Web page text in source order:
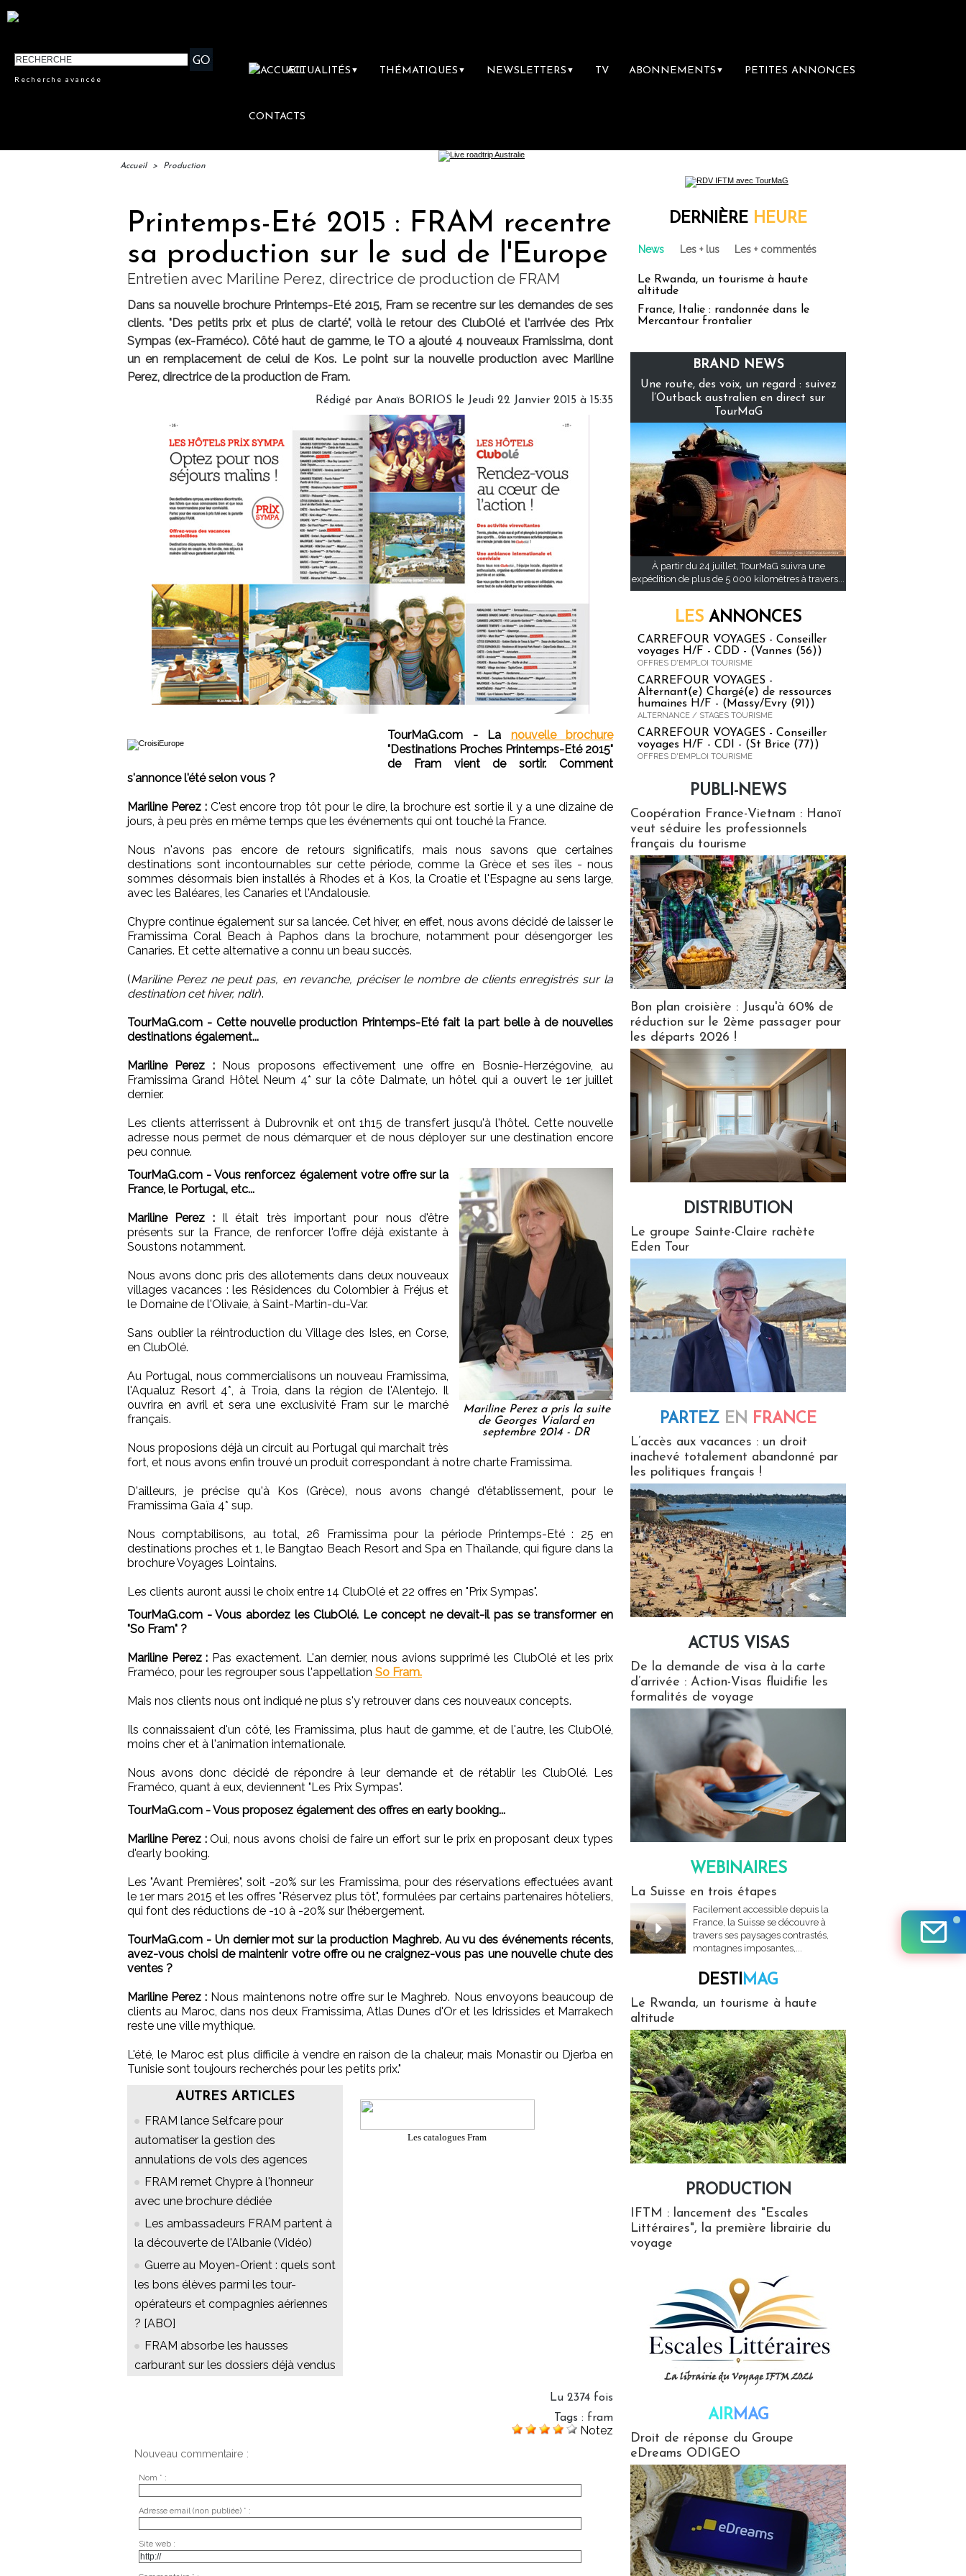
Recherche avancée
ACTUALITÉS ▼ THÉMATIQUES ▼ NEWSLETTERS ▼ TV ABONNEMENTS ▼ PETITES ANNONCES
CONTACTS
Accueil > Production
Printemps-Eté 2015 : FRAM recentre
sa production sur le sud de l'Europe
Entretien avec Mariline Perez, directrice de production de FRAM
Dans sa nouvelle brochure Printemps-Eté 2015, Fram se recentre sur les demandes de ses
clients. "Des petits prix et plus de clarté", voilà le retour des ClubOlé et l'arrivée des Prix
Sympas (ex-Framéco). Côté haut de gamme, le TO a ajouté 4 nouveaux Framissima, dont
un en remplacement de celui de Kos. Le point sur la nouvelle production avec Mariline
Perez, directrice de la production de Fram.
Rédigé par Anaïs BORIOS le Jeudi 22 Janvier 2015 à 15:35
TourMaG.com - La
nouvelle brochure
"Destinations Proches Printemps-Eté 2015"
de Fram vient de sortir. Comment
s'annonce l'été selon vous ?
Mariline Perez :C'est encore trop tôt pour le dire, la brochure est sortie il y a une dizaine de
jours, à peu près en même temps que les événements qui ont touché la France.
Nous n'avons pas encore de retours significatifs, mais nous savons que certaines
destinations sont incontournables sur cette période, comme la Grèce et ses îles - nous
sommes désormais bien installés à Rhodes et à Kos, la Croatie et l'Espagne au sens large,
avec les Baléares, les Canaries et l'Andalousie.
Chypre continue également sur sa lancée. Cet hiver, en effet, nous avons décidé de laisser le
Framissima Coral Beach à Paphos dans la brochure, notamment pour désengorger les
Canaries. Et cette alternative a connu un beau succès.
(Mariline Perez ne peut pas, en revanche, préciser le nombre de clients enregistrés sur la
destination cet hiver, ndlr).
TourMaG.com - Cette nouvelle production Printemps-Eté fait la part belle à de nouvelles
destinations également...
Mariline Perez :Nous proposons effectivement une offre en Bosnie-Herzégovine, au
Framissima Grand Hôtel Neum 4* sur la côte Dalmate, un hôtel qui a ouvert le 1er juillet
dernier.
Les clients atterrissent à Dubrovnik et ont 1h15 de transfert jusqu'à l'hôtel. Cette nouvelle
adresse nous permet de nous démarquer et de nous déployer sur une destination encore
peu connue.
Mariline Perez a pris la suite
de Georges Vialard en
septembre 2014 - DR
TourMaG.com - Vous renforcez également votre offre sur la
France, le Portugal, etc...
Mariline Perez :Il était très important pour nous d'être
présents sur la France, de renforcer l'offre déjà existante à
Soustons notamment.
Nous avons donc pris des allotements dans deux nouveaux
villages vacances : les Résidences du Colombier à Fréjus et
le Domaine de l'Olivaie, à Saint-Martin-du-Var.
Sans oublier la réintroduction du Village des Isles, en Corse,
en ClubOlé.
Au Portugal, nous commercialisons un nouveau Framissima,
l'Aqualuz Resort 4*, à Troia, dans la région de l'Alentejo. Il
ouvrira en avril et sera une exclusivité Fram sur le marché
français.
Nous proposions déjà un circuit au Portugal qui marchait très
fort, et nous avons enfin trouvé un produit correspondant à notre charte Framissima.
D'ailleurs, je précise qu'à Kos (Grèce), nous avons changé d'établissement, pour le
Framissima Gaïa 4* sup.
Nous comptabilisons, au total, 26 Framissima pour la période Printemps-Eté : 25 en
destinations proches et 1, le Bangtao Beach Resort and Spa en Thaïlande, qui figure dans la
brochure Voyages Lointains.
Les clients auront aussi le choix entre 14 ClubOlé et 22 offres en "Prix Sympas".
TourMaG.com - Vous abordez les ClubOlé. Le concept ne devait-il pas se transformer en
"So Fram" ?
Mariline Perez : Pas exactement. L'an dernier, nous avions supprimé les ClubOlé et les prix
Framéco, pour les regrouper sous l'appellation So Fram.
Mais nos clients nous ont indiqué ne plus s'y retrouver dans ces nouveaux concepts.
Ils connaissaient d'un côté, les Framissima, plus haut de gamme, et de l'autre, les ClubOlé,
moins cher et à l'animation internationale.
Nous avons donc décidé de répondre à leur demande et de rétablir les ClubOlé. Les
Framéco, quant à eux, deviennent "Les Prix Sympas".
TourMaG.com - Vous proposez également des offres en early booking...
Mariline Perez :Oui, nous avons choisi de faire un effort sur le prix en proposant deux types
d'early booking.
Les "Avant Premières", soit -20% sur les Framissima, pour des réservations effectuées avant
le 1er mars 2015 et les offres "Réservez plus tôt", formulées par certains partenaires hôteliers,
qui font des réductions de -10 à -20% sur l’hébergement.
TourMaG.com - Un dernier mot sur la production Maghreb. Au vu des événements récents,
avez-vous choisi de maintenir votre offre ou ne craignez-vous pas une nouvelle chute des
ventes ?
Mariline Perez : Nous maintenons notre offre sur le Maghreb. Nous envoyons beaucoup de
clients au Maroc, dans nos deux Framissima, Atlas Dunes d'Or et les Idrissides et Marrakech
reste une ville mythique.
L'été, le Maroc est plus difficile à vendre en raison de la chaleur, mais Monastir ou Djerba en
Tunisie sont toujours recherchés pour les petits prix."
AUTRES ARTICLES
FRAM lance Selfcare pour
automatiser la gestion des
annulations de vols des agences
FRAM remet Chypre à l'honneur
avec une brochure dédiée
Les ambassadeurs FRAM partent à
la découverte de l'Albanie (Vidéo)
Guerre au Moyen-Orient : quels sont
les bons élèves parmi les tour-
opérateurs et compagnies aériennes
? [ABO]
FRAM absorbe les hausses
carburant sur les dossiers déjà vendus
Les catalogues Fram
Lu 2374 fois
Tags : fram
Notez
Nouveau commentaire :
Nom * :
Adresse email (non publiée) * :
Site web :
DERNIÈRE HEURE
News Les + lus Les + commentés
Le Rwanda, un tourisme à haute
altitude
France, Italie : randonnée dans le
Mercantour frontalier
BRAND NEWS
Une route, des voix, un regard : suivez
l’Outback australien en direct sur
TourMaG
À partir du 24 juillet, TourMaG suivra une
expédition de plus de 5 000 kilomètres à travers...
LES ANNONCES
CARREFOUR VOYAGES - Conseiller
voyages H/F - CDD - (Vannes (56))
OFFRES D'EMPLOI TOURISME
CARREFOUR VOYAGES -
Alternant(e) Chargé(e) de ressources
humaines H/F - (Massy/Evry (91))
ALTERNANCE / STAGES TOURISME
CARREFOUR VOYAGES - Conseiller
voyages H/F - CDI - (St Brice (77))
OFFRES D'EMPLOI TOURISME
PUBLI-NEWS
Coopération France-Vietnam : Hanoï
veut séduire les professionnels
français du tourisme
Bon plan croisière : Jusqu'à 60% de
réduction sur le 2ème passager pour
les départs 2026 !
DISTRIBUTION
Le groupe Sainte-Claire rachète
Eden Tour
PARTEZ EN FRANCE
L’accès aux vacances : un droit
inachevé totalement abandonné par
les politiques français !
ACTUS VISAS
De la demande de visa à la carte
d’arrivée : Action-Visas fluidifie les
formalités de voyage
WEBINAIRES
La Suisse en trois étapes
Facilement accessible depuis la
France, la Suisse se découvre à
travers ses paysages contrastés,
montagnes imposantes,...
DESTIMAG
Le Rwanda, un tourisme à haute
altitude
PRODUCTION
IFTM : lancement des "Escales
Littéraires", la première librairie du
voyage
AIRMAG
Droit de réponse du Groupe
eDreams ODIGEO